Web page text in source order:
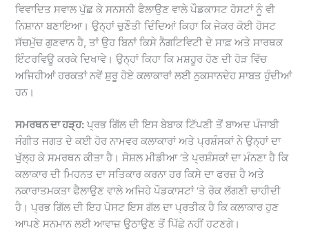
ਵਿਵਾਦਿਤ ਸਵਾਲ ਪੁੱਛ ਕੇ ਸਨਸਨੀ ਫੈਲਾਉਣ ਵਾਲੇ ਪੌਡਕਾਸਟ ਹੋਸਟਾਂ ਨੂੰ ਵੀ
ਨਿਸ਼ਾਨਾ ਬਣਾਇਆ। ਉਨ੍ਹਾਂ ਚੁਣੌਤੀ ਦਿੰਦਿਆਂ ਕਿਹਾ ਕਿ ਜੇਕਰ ਕੋਈ ਹੋਸਟ
ਸੱਚਮੁੱਚ ਗੁਣਵਾਨ ਹੈ, ਤਾਂ ਉਹ ਬਿਨਾਂ ਕਿਸੇ ਨੈਗਟਿਵਿਟੀ ਦੇ ਸਾਫ਼ ਅਤੇ ਸਾਰਥਕ
ਇੰਟਰਵਿਊ ਕਰਕੇ ਦਿਖਾਵੇ। ਉਨ੍ਹਾਂ ਕਿਹਾ ਕਿ ਮਸ਼ਹੂਰ ਹੋਣ ਦੀ ਹੋੜ ਵਿੱਚ
ਅਜਿਹੀਆਂ ਹਰਕਤਾਂ ਨਵੇਂ ਸ਼ੁਰੂ ਹੋਏ ਕਲਾਕਾਰਾਂ ਲਈ ਨੁਕਸਾਨਦੇਹ ਸਾਬਤ ਹੁੰਦੀਆਂ
ਹਨ।
ਸਮਰਥਨ ਦਾ ਹੜ੍ਹ: ਪ੍ਰਭ ਗਿੱਲ ਦੀ ਇਸ ਬੇਬਾਕ ਟਿੱਪਣੀ ਤੋਂ ਬਾਅਦ ਪੰਜਾਬੀ
ਸੰਗੀਤ ਜਗਤ ਦੇ ਕਈ ਹੋਰ ਨਾਮਵਰ ਕਲਾਕਾਰਾਂ ਅਤੇ ਪ੍ਰਸ਼ੰਸਕਾਂ ਨੇ ਉਨ੍ਹਾਂ ਦਾ
ਖੁੱਲ੍ਹ ਕੇ ਸਮਰਥਨ ਕੀਤਾ ਹੈ। ਸੋਸ਼ਲ ਮੀਡੀਆ ‘ਤੇ ਪ੍ਰਸ਼ੰਸਕਾਂ ਦਾ ਮੰਨਣਾ ਹੈ ਕਿ
ਕਲਾਕਾਰ ਦੀ ਮਿਹਨਤ ਦਾ ਸਤਿਕਾਰ ਕਰਨਾ ਹਰ ਕਿਸੇ ਦਾ ਫਰਜ਼ ਹੈ ਅਤੇ
ਨਕਾਰਾਤਮਕਤਾ ਫੈਲਾਉਣ ਵਾਲੇ ਅਜਿਹੇ ਪੌਡਕਾਸਟਾਂ ‘ਤੇ ਰੋਕ ਲੱਗਣੀ ਚਾਹੀਦੀ
ਹੈ। ਪ੍ਰਭ ਗਿੱਲ ਦੀ ਇਹ ਪੋਸਟ ਇਸ ਗੱਲ ਦਾ ਪ੍ਰਤੀਕ ਹੈ ਕਿ ਕਲਾਕਾਰ ਹੁਣ
ਆਪਣੇ ਸਨਮਾਨ ਲਈ ਆਵਾਜ਼ ਉਠਾਉਣ ਤੋਂ ਪਿੱਛੇ ਨਹੀਂ ਹਟਣਗੇ।